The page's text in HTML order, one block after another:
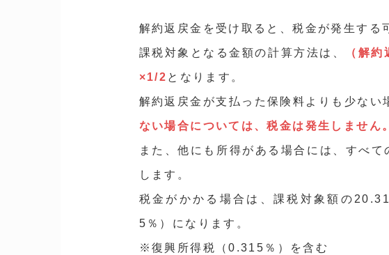
解約返戻金を受け取ると、税金が発生する
課税対象となる金額の計算方法は、 （解
×1/2 となります。
解約返戻金が支払った保険料よりも少ない
ない場合については、税金は発生しません。
また、他にも所得がある場合には、すべ
します。
税金がかかる場合は、課税対象額の
5％）になります。
※復興所得税（0.315％）を含む